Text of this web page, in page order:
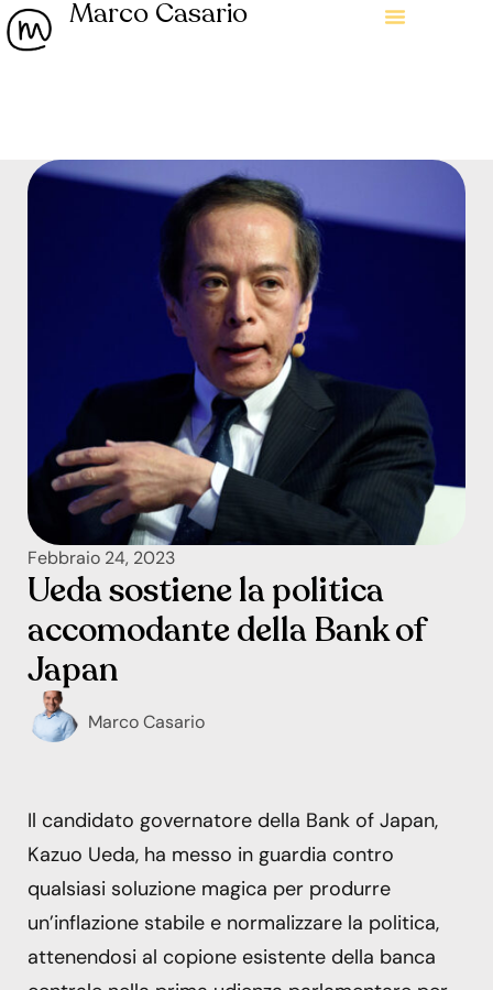
Marco Casario
Febbraio 24, 2023
Ueda sostiene la politica
accomodante della Bank of
Japan
Marco Casario
Il candidato governatore della Bank of Japan,
Kazuo Ueda, ha messo in guardia contro
qualsiasi soluzione magica per produrre
un’inflazione stabile e normalizzare la politica,
attenendosi al copione esistente della banca